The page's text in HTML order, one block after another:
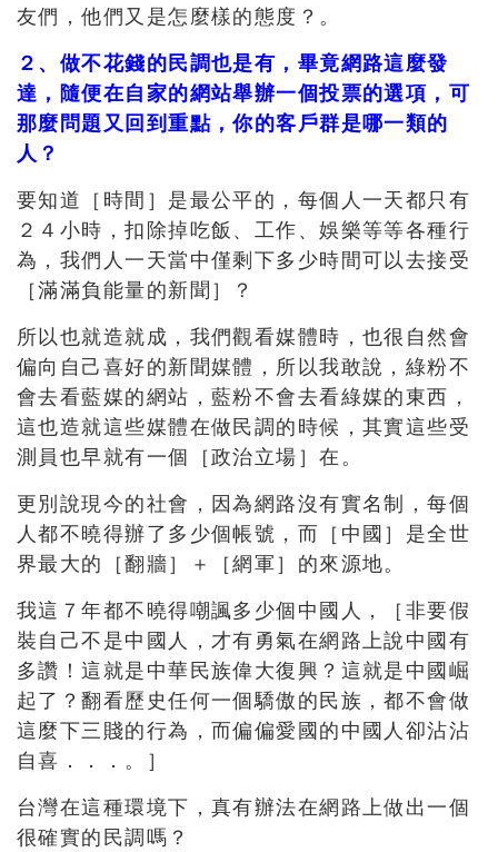
友們，他們又是怎麼樣的態度？。
２、做不花錢的民調也是有，畢竟網路這麼發
達，隨便在自家的網站舉辦一個投票的選項，可
那麼問題又回到重點，你的客戶群是哪一類的
人？
要知道［時間］是最公平的，每個人一天都只有
２４小時，扣除掉吃飯、工作、娛樂等等各種行
為，我們人一天當中僅剩下多少時間可以去接受
［滿滿負能量的新聞］？
所以也就造就成，我們觀看媒體時，也很自然會
偏向自己喜好的新聞媒體，所以我敢說，綠粉不
會去看藍媒的網站，藍粉不會去看綠媒的東西，
這也造就這些媒體在做民調的時候，其實這些受
測員也早就有一個［政治立場］在。
更別說現今的社會，因為網路沒有實名制，每個
人都不曉得辦了多少個帳號，而［中國］是全世
界最大的［翻牆］＋［網軍］的來源地。
我這７年都不曉得嘲諷多少個中國人，［非要假
裝自己不是中國人，才有勇氣在網路上說中國有
多讚！這就是中華民族偉大復興？這就是中國崛
起了？翻看歷史任何一個驕傲的民族，都不會做
這麼下三賤的行為，而偏偏愛國的中國人卻沾沾
自喜．．．。］
台灣在這種環境下，真有辦法在網路上做出一個
很確實的民調嗎？